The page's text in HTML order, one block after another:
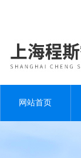
网站首页